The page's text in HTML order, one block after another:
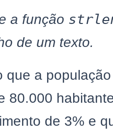
a função
de um texto.
que a
80.000
de 3% e